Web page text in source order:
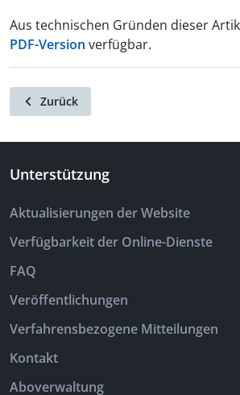
Aus technischen Gründen dieser
PDF-Version verfügbar.
Zurück
Unterstützung
Aktualisierungen der Website
Verfügbarkeit der Online-Dienste
FAQ
Veröffentlichungen
Verfahrensbezogene Mitteilungen
Kontakt
Aboverwaltung